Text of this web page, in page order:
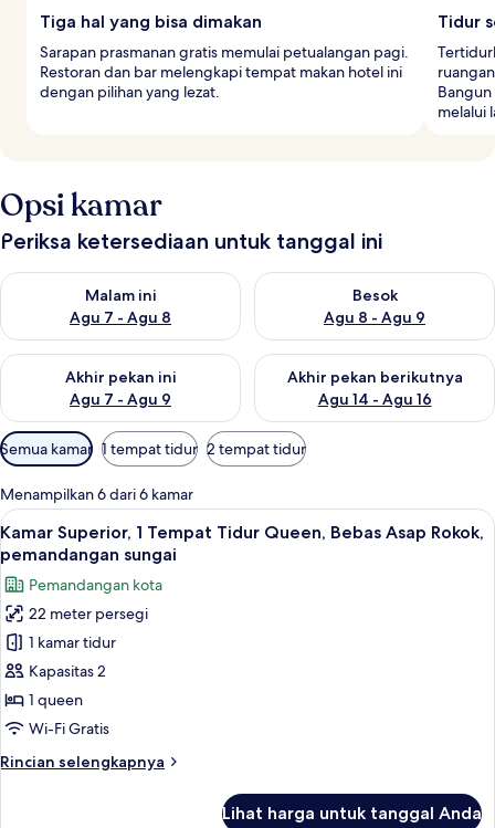
Tiga hal yang bisa dimakan
Sarapan prasmanan gratis memulai petualangan pagi.
Restoran dan bar melengkapi tempat makan hotel ini
dengan pilihan yang lezat.
Tidur
melalui
Opsi kamar
Periksa ketersediaan untuk tanggal ini
Malam ini
Agu 7 - Agu 8
Periksa ketersediaan untuk malam ini Agu 7 - Agu 8
Besok
Agu 8 - Agu 9
Periksa ketersediaan untuk
Akhir pekan ini
Agu 7 - Agu 9
Periksa ketersediaan untuk akhir pekan ini Agu 7 - Agu 9
Akhir pekan berikutnya
Agu 14 - Agu 16
Periksa ketersediaan untuk
Filter
tersedia
untuk
kamar
Semua kamar 1 tempat tidur 2 tempat tidur
Menampilkan 6 dari 6 kamar
Lihat
semua
foto
untuk
Kamar
Superior,
1
Tempat
Tidur
Bebas
Kamar Superior, 1 Tempat Tidur
6
Kamar Superior, 1 Tempat Tidur Queen, Bebas Asap Rokok,
pemandangan sungai
Pemandangan kota
22 meter persegi
1 kamar tidur
Kapasitas 2
1 queen
Wi-Fi Gratis
Rincian selengkapnya
Rincian
Lihat harga untuk tanggal Anda